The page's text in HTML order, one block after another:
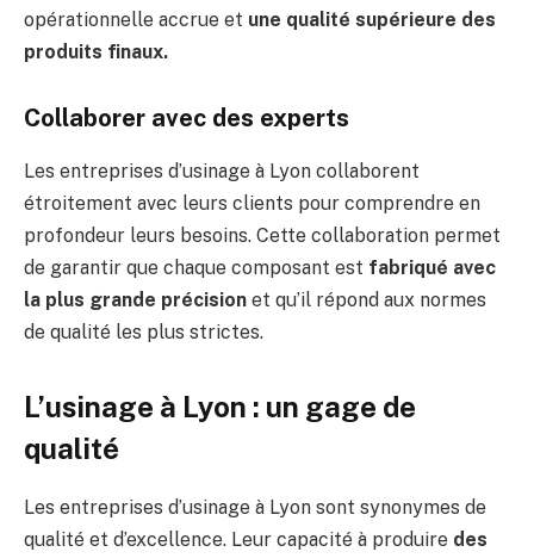
opérationnelle accrue et une qualité supérieure des
produits finaux.
Collaborer avec des experts
Les entreprises d’usinage à Lyon collaborent
étroitement avec leurs clients pour comprendre en
profondeur leurs besoins. Cette collaboration permet
de garantir que chaque composant est fabriqué avec
la plus grande précision et qu’il répond aux normes
de qualité les plus strictes.
L’usinage à Lyon : un gage de
qualité
Les entreprises d’usinage à Lyon sont synonymes de
qualité et d’excellence. Leur capacité à produire des